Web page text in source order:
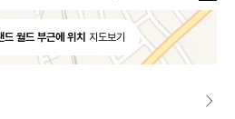
드 월드 부근에 위치 지도보기